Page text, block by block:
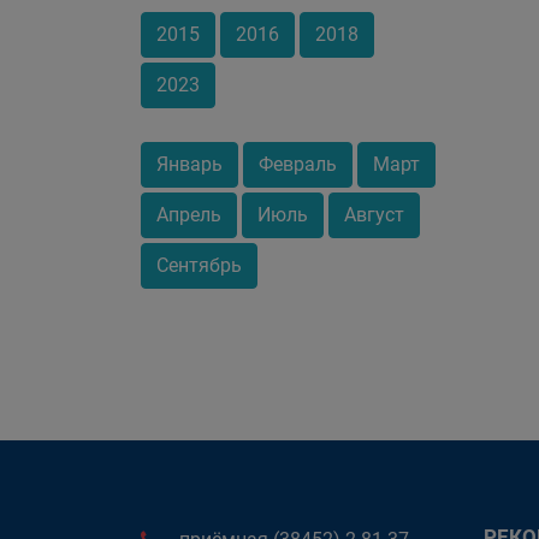
2015 2016 2018
2023
Январь Февраль Март
Апрель Июль Август
Сентябрь